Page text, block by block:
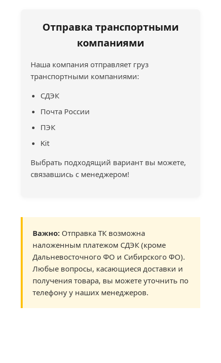
Отправка транспортными
компаниями
Наша компания отправляет груз
транспортными компаниями:
СДЭК
Почта России
ПЭК
Kit
Выбрать подходящий вариант вы можете,
связавшись с менеджером!
Важно: Отправка ТК возможна
наложенным платежом СДЭК (кроме
Дальневосточного ФО и Сибирского ФО).
Любые вопросы, касающиеся доставки и
получения товара, вы можете уточнить по
телефону у наших менеджеров.